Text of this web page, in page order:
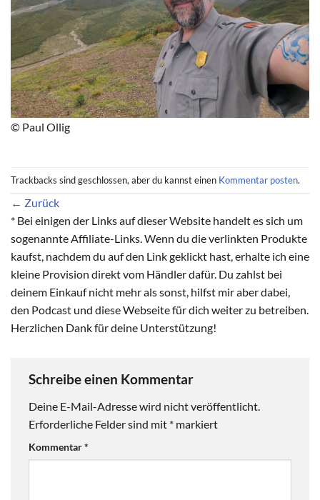
© Paul Ollig
Trackbacks sind geschlossen, aber du kannst einen Kommentar posten.
← Zurück
* Bei einigen der Links auf dieser Website handelt es sich um
sogenannte Affiliate-Links. Wenn du die verlinkten Produkte
kaufst, nachdem du auf den Link geklickt hast, erhalte ich eine
kleine Provision direkt vom Händler dafür. Du zahlst bei
deinem Einkauf nicht mehr als sonst, hilfst mir aber dabei,
den Podcast und diese Webseite für dich weiter zu betreiben.
Herzlichen Dank für deine Unterstützung!
Schreibe einen Kommentar
Deine E-Mail-Adresse wird nicht veröffentlicht.
Erforderliche Felder sind mit * markiert
Kommentar*